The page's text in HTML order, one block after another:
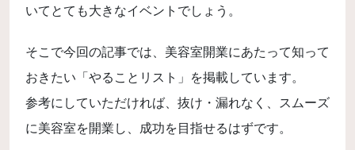
いてとても大きなイベントでしょう。
そこで今回の記事では、美容室開業にあたって知って
おきたい「やることリスト」を掲載しています。
参考にしていただければ、抜け・漏れなく、スムーズ
に美容室を開業し、成功を目指せるはずです。